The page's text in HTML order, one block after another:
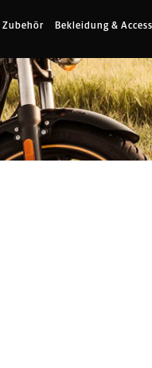
Zubehör Bekleidung &